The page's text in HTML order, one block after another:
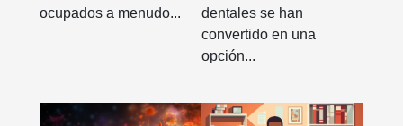
ocupados a menudo...
dentales se han
convertido en una
opción...